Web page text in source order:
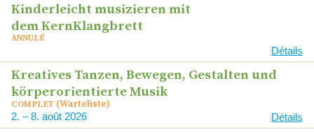
Kinderleicht musizieren mit
dem KernKlangbrett
ANNULÉ
Détails
Kreatives Tanzen, Bewegen, Gestalten und
körperorientierte Musik
COMPLET (Warteliste)
2 – 8 2026 Détails